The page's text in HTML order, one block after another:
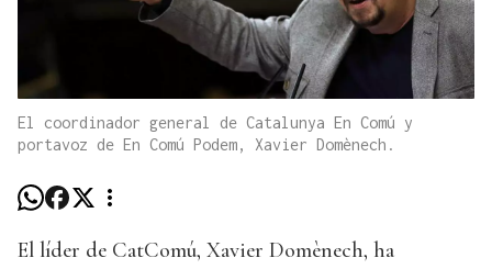
El coordinador general de Catalunya En Comú y
portavoz de En Comú Podem, Xavier Domènech.
El líder de CatComú, Xavier Domènech, ha